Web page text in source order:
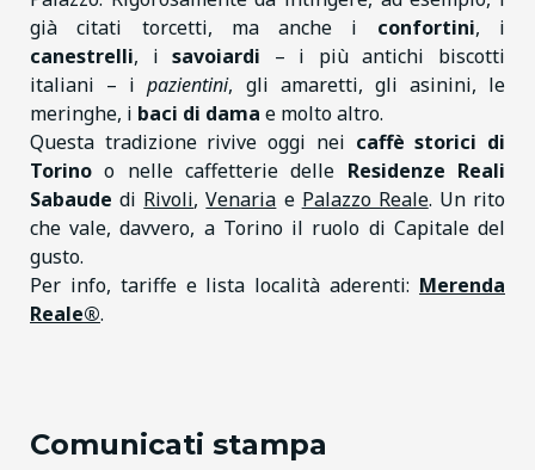
già citati torcetti, ma anche i confortini, i
canestrelli, isavoiardi – i più antichi biscotti
italiani – ipazientini, gli amaretti, gli asinini, le
meringhe, i baci di dama e molto altro.
Questa tradizione rivive oggi nei caffè storici di
Torinoo nelle caffetterie delle Residenze Reali
Sabaudedi Rivoli,Venaria e Palazzo Reale. Un rito
che vale, davvero, a Torino il ruolo di Capitale del
gusto.
Per info, tariffe e lista località aderenti: Merenda
Reale®.
Comunicati stampa